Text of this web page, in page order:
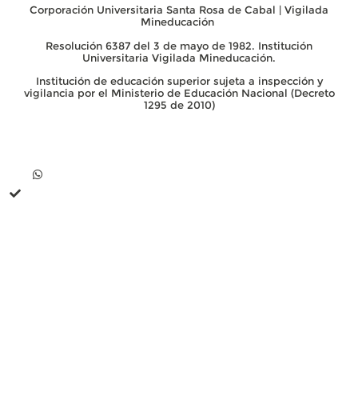
Corporación Universitaria Santa Rosa de Cabal | Vigilada
Mineducación
Resolución 6387 del 3 de mayo de 1982. Institución
Universitaria Vigilada Mineducación.
Institución de educación superior sujeta a inspección y
vigilancia por el Ministerio de Educación Nacional (Decreto
1295 de 2010)